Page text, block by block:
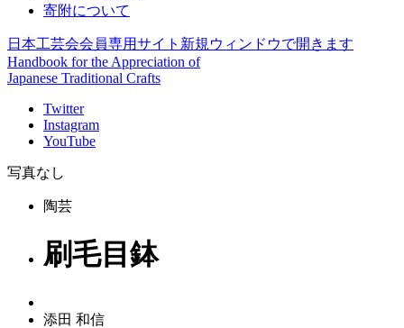
寄附について
日本工芸会会員専用サイト 新規ウィンドウで開きます
Handbook for the Appreciation of
Japanese Traditional Crafts
Twitter
Instagram
YouTube
写真なし
陶芸
刷毛目鉢
添田 和信